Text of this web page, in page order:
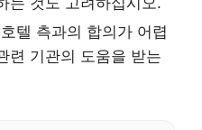
호텔 측과의 합의가 어렵
련 기관의 도움을 받는